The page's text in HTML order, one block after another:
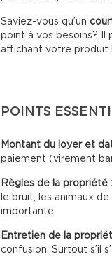
Saviez-vous qu’un
point à vos besoins? Il
affichant votre produit
POINTS
Montant du loyer et
paiement (virement
Règles de la propriété :
le bruit, les animaux
importante.
Entretien de la
confusion. Surtout s’il